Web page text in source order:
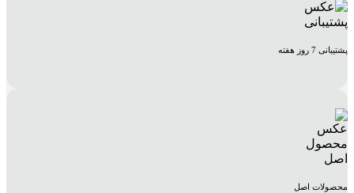
پشتیبانی 7 روز هفته
محصولات اصل